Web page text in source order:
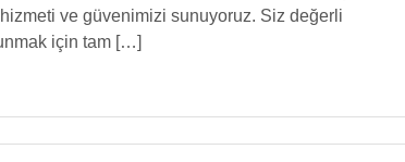
ve güvenimizi sunuyoruz. Siz değerli
için tam […]